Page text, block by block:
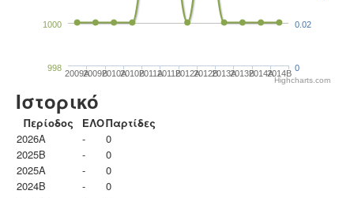
2009A2009B2010A2010B2011A2011B2012A2012B2013A2013B2014A2014B
1000
998 0
0.02
Highcharts.com
Ιστορικό
Περίοδος ΕΛΟΠαρτίδες
2026A
-
0
2025B
-
0
2025A
-
0
2024B
-
0